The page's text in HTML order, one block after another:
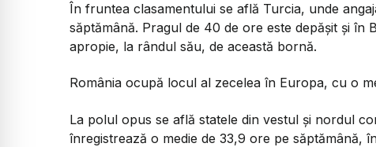
În fruntea clasamentului se află Turcia, unde
săptămână. Pragul de 40 de ore este depășit și în
apropie, la rândul său, de această bornă.
România ocupă locul al zecelea în Europa, cu o
La polul opus se află statele din vestul și nordul
înregistrează o medie de 33,9 ore pe săptămână,